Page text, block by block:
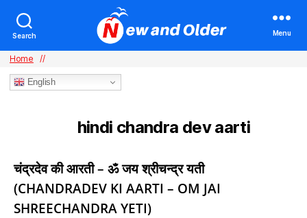
Search Menu
Home //
English
hindi chandra dev aarti
Categories
चंद्रदेव की आरती – ॐ जय श्रीचन्द्र यती
(CHANDRADEV KI AARTI – OM JAI
SHREECHANDRA YETI)